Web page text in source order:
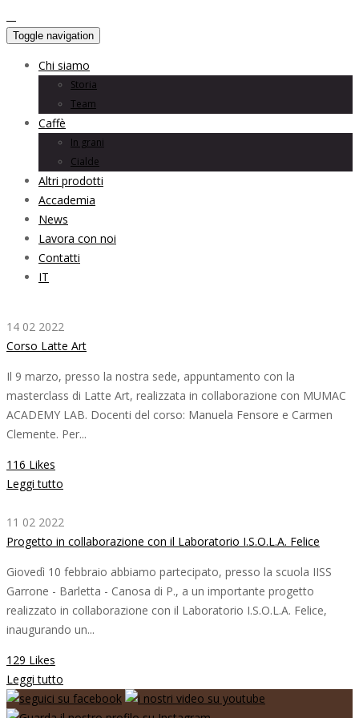
Toggle navigation
Chi siamo
Storia
Team
Caffè
In grani
Cialde
Altri prodotti
Accademia
News
Lavora con noi
Contatti
IT
14 02 2022
Corso Latte Art
Il 9 marzo, presso la nostra sede, appuntamento con la
masterclass di Latte Art, realizzata in collaborazione con MUMAC
ACADEMY LAB. Docenti del corso: Manuela Fensore e Carmen
Clemente. Per...
116 Likes
Leggi tutto
11 02 2022
Progetto in collaborazione con il Laboratorio I.S.O.L.A. Felice
Giovedì 10 febbraio abbiamo partecipato, presso la scuola IISS
Garrone - Barletta - Canosa di P., a un importante progetto
realizzato in collaborazione con il Laboratorio I.S.O.L.A. Felice,
inaugurando un...
129 Likes
Leggi tutto